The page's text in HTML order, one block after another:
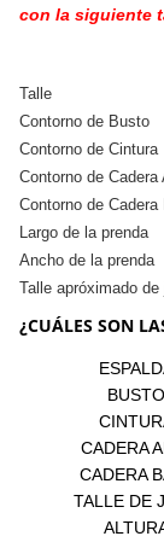
con la siguiente
Talle
Contorno de Busto
Contorno de Cintura
Contorno de Cadera
Contorno de Cadera
Largo de la prenda
Ancho de la prenda
Talle apróximado de
¿CUÁLES SON
BUSTO
CADERA
CADERA
TALLE DE